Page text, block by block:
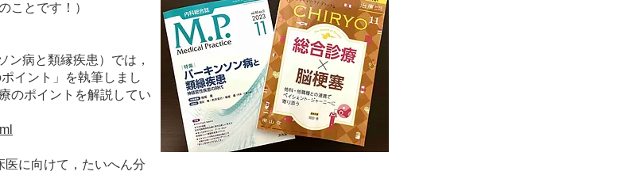
ことです！）
ン病と類縁疾患）では，
イント」を執筆しまし
のポイントを解説してい
に向けて，たいへん分